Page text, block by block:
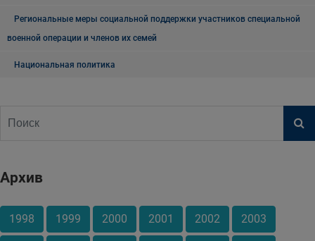
Региональные меры социальной поддержки участников специальной
военной операции и членов их семей
Национальная политика
Архив
1998 1999 2000 2001 2002 2003